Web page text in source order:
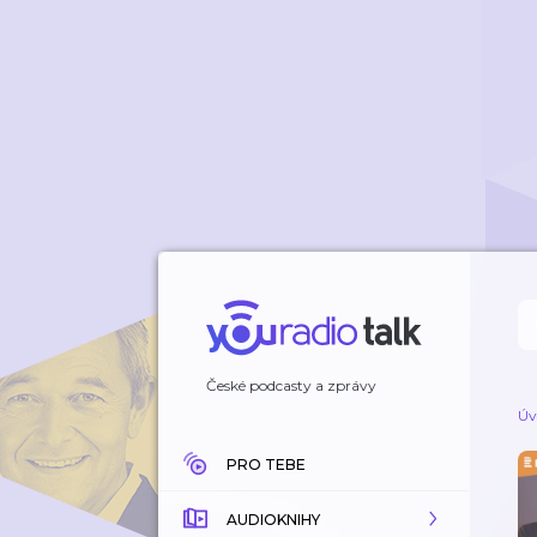
České podcasty a zprávy
PRO TEBE
AUDIOKNIHY